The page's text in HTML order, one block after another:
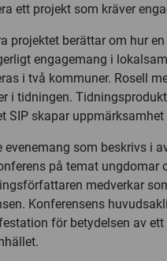
ett projekt som kräver
projektet berättar om hur
engagemang i
i två kommuner. Rosell
i tidningen.
SIP skapar
evenemang som beskrivs i
på temat ungdomar
medverkar
Konferensens
för betydelsen av